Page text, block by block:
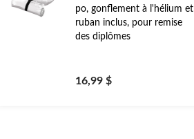
po, gonflement à l'hélium et
ruban inclus, pour remise
des diplômes
16,99 $